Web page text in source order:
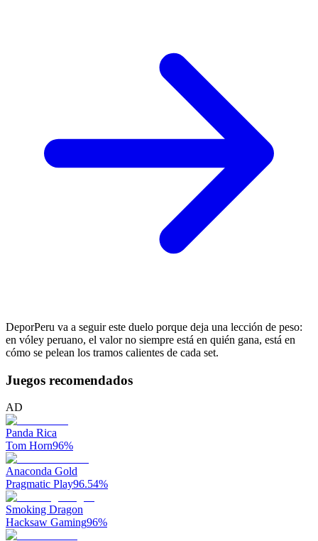
DeporPeru va a seguir este duelo porque deja una lección de peso:
en vóley peruano, el valor no siempre está en quién gana, está en
cómo se pelean los tramos calientes de cada set.
Juegos recomendados
AD
Panda Rica
Tom Horn96%
Anaconda Gold
Pragmatic Play96.54%
Smoking Dragon
Hacksaw Gaming96%